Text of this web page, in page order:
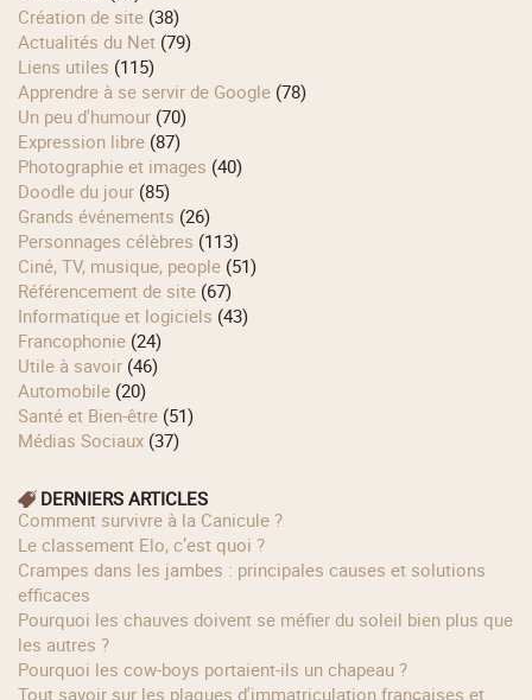
Création de site (38)
Actualités du Net (79)
Liens utiles (115)
Apprendre à se servir de Google (78)
Un peu d'humour (70)
Expression libre (87)
Photographie et images (40)
Doodle du jour (85)
Grands événements (26)
Personnages célèbres (113)
Ciné, TV, musique, people (51)
Référencement de site (67)
Informatique et logiciels (43)
Francophonie (24)
Utile à savoir (46)
Automobile (20)
Santé et Bien-être (51)
Médias Sociaux (37)
DERNIERS ARTICLES
Comment survivre à la Canicule ?
Le classement Elo, c’est quoi ?
Crampes dans les jambes : principales causes et solutions
efficaces
Pourquoi les chauves doivent se méfier du soleil bien plus que
les autres ?
Pourquoi les cow‑boys portaient‑ils un chapeau ?
Tout savoir sur les plaques d'immatriculation françaises et